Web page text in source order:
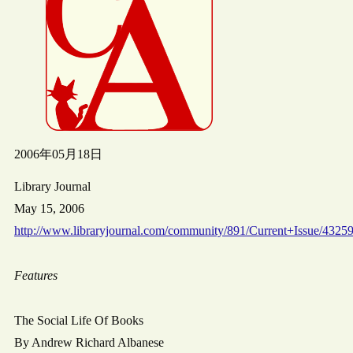
2006年05月18日
Library Journal
May 15, 2006
http://www.libraryjournal.com/community/891/Current+Issue/
Features
The Social Life Of Books
By Andrew Richard Albanese